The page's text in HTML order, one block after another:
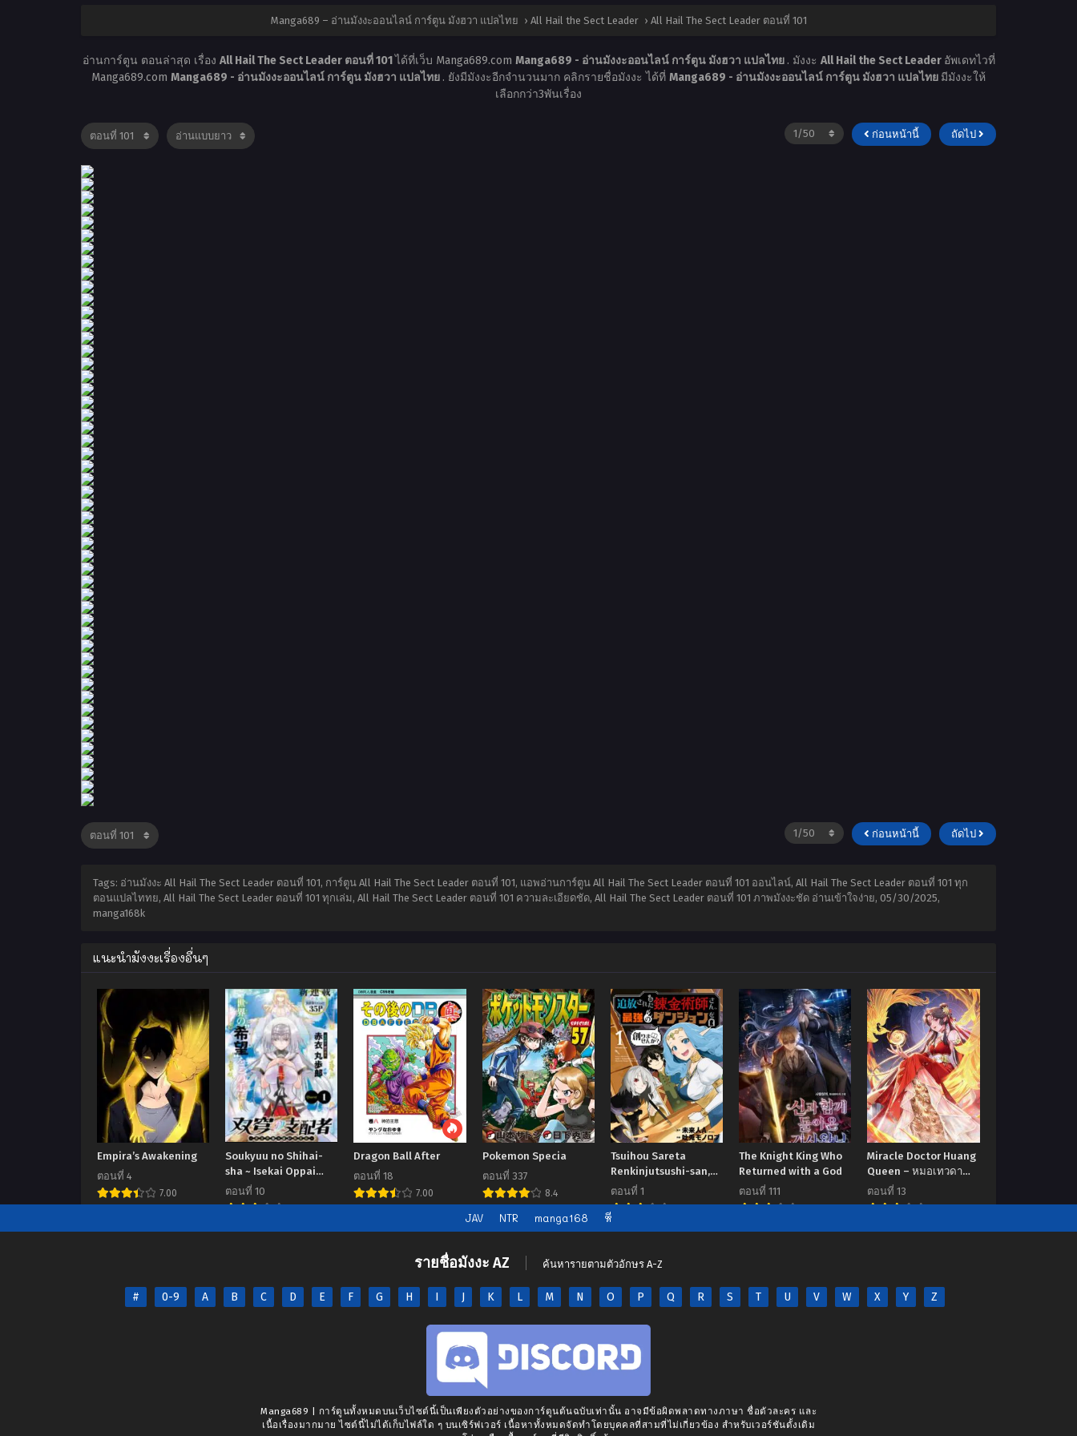
Manga689 – อ่านมังงะออนไลน์ การ์ตูน มังฮวา แปลไทย › All Hail the Sect Leader › All Hail The Sect Leader ตอนที่ 101
อ่านการ์ตูน ตอนล่าสุด เรื่อง All Hail The Sect Leader ตอนที่ 101ได้ที่เว็บ Manga689.com Manga689 - อ่านมังงะออนไลน์ การ์ตูน มังฮวา แปลไทย . มังงะ All Hail the Sect Leader อัพเดทไวที่
Manga689.com Manga689 - อ่านมังงะออนไลน์ การ์ตูน มังฮวา แปลไทย . ยังมีมังงะอีกจำนวนมาก คลิกรายชื่อมังงะ ได้ที่ Manga689 - อ่านมังงะออนไลน์ การ์ตูน มังฮวา แปลไทย มีมังงะให้
เลือกกว่า3พันเรื่อง
ก่อนหน้านี้ ถัดไป
ก่อนหน้านี้ ถัดไป
Tags: อ่านมังงะ All Hail The Sect Leader ตอนที่ 101, การ์ตูน All Hail The Sect Leader ตอนที่ 101, แอพอ่านการ์ตูน All Hail The Sect Leader ตอนที่ 101 ออนไลน์, All Hail The Sect Leader ตอนที่ 101 ทุก
ตอนแปลไททย, All Hail The Sect Leader ตอนที่ 101 ทุกเล่ม, All Hail The Sect Leader ตอนที่ 101 ความละเอียดชัด, All Hail The Sect Leader ตอนที่ 101 ภาพมังงะชัด อ่านเข้าใจง่าย, 05/30/2025,
manga168k
แนะนำมังงะเรื่องอื่นๆ
Empira’s Awakening
ตอนที่ 4
7.00
Soukyuu no Shihai-
sha ~ Isekai Oppai
Musouden
ตอนที่ 10
Dragon Ball After
ตอนที่ 18
7.00
Pokemon Specia
ตอนที่ 337
8.4
Tsuihou Sareta
Renkinjutsushi-san,
Saikyou no Dungeon
wo Tsukurimasen ka
ตอนที่ 1
The Knight King Who
Returned with a God
ตอนที่ 111
Miracle Doctor Huang
Queen – หมอเทวดา
ราชินีฟีนิกซ์
ตอนที่ 13
JAV NTR manga168 หี
รายชื่อมังงะ AZ ค้นหารายตามตัวอักษร A-Z
# 0-9 A B C D E F G H I J K L M N O P Q R S T U V W X Y Z
Manga689 | การ์ตูนทั้งหมดบนเว็บไซต์นี้เป็นเพียงตัวอย่างของการ์ตูนต้นฉบับเท่านั้น อาจมีข้อผิดพลาดทางภาษา ชื่อตัวละคร และ
เนื้อเรื่องมากมาย ไซต์นี้ไม่ได้เก็บไฟล์ใด ๆ บนเซิร์ฟเวอร์ เนื้อหาทั้งหมดจัดทำโดยบุคคลที่สามที่ไม่เกี่ยวข้อง สำหรับเวอร์ชันดั้งเดิม